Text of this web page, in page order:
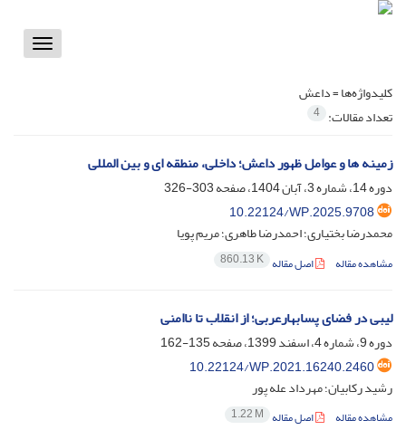
Toggle
کلیدواژه‌ها =داعش
تعداد مقالات: 4
زمینه ها و عوامل ظهور داعش؛ داخلی، منطقه ای و بین المللی
دوره 14، شماره 3، آبان 1404، صفحه
303-326
10.22124/WP.2025.9708
محمدرضا بختیاری؛ احمدرضا طاهری؛ مریم پویا
مشاهده مقاله اصل مقاله 860.13 K
لیبی در فضای پسابهارعربی؛ از انقلاب تا ناامنی
دوره 9، شماره 4، اسفند 1399، صفحه
135-162
10.22124/WP.2021.16240.2460
رشید رکابیان؛ مهرداد عله پور
مشاهده مقاله اصل مقاله 1.22 M